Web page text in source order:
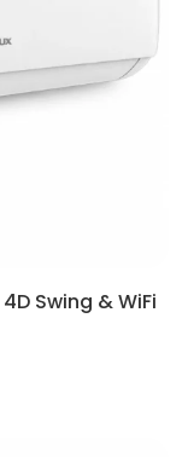
Swing & WiFi